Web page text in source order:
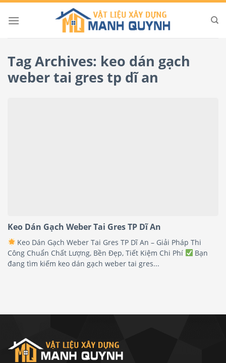
Skip
Tag Archives: keo dán gạch
weber tai gres tp dĩ an
Keo Dán Gạch Weber Tai Gres TP Dĩ An
Keo Dán Gạch Weber Tai Gres TP Dĩ An – Giải Pháp Thi
Công Chuẩn Chất Lượng, Bền Đẹp, Tiết Kiệm Chi Phí
Bạn
đang tìm kiếm keo dán gạch weber tai gres...